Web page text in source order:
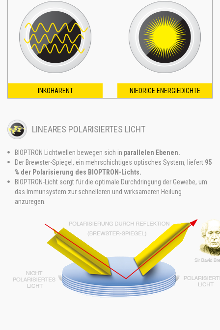
INKOHÄRENT NIEDRIGE ENERGIEDICHTE
LINEARES POLARISIERTES LICHT
BIOPTRON Lichtwellen bewegen sich in parallelen Ebenen.
Der Brewster-Spiegel, ein mehrschichtiges optisches System, liefert 95
% der Polarisierung des BIOPTRON-Lichts.
BIOPTRON-Licht sorgt für die optimale Durchdringung der Gewebe, um
das Immunsystem zur schnelleren und wirksameren Heilung
anzuregen.